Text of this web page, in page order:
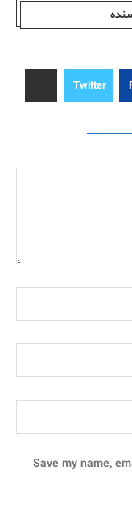
Twitter
Save my name,